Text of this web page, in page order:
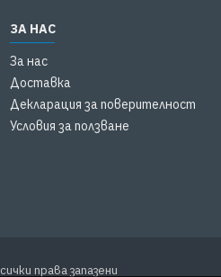
ЗА НАС
За нас
Доставка
Декларация за поверителност
Условия за ползване
права запазени